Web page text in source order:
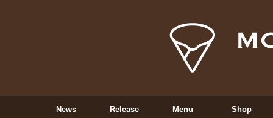
News Release Menu Shop